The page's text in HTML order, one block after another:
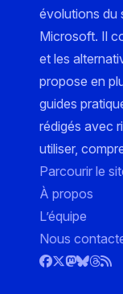
évolutions du
Microsoft. Il
et les
propose en
guides
rédigés avec
utiliser,
Parcourir le
À propos
L’équipe
Nous